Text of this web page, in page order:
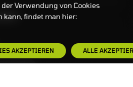
Verwendung von Cookies
findet man hier:
AKZEPTIEREN ALLE